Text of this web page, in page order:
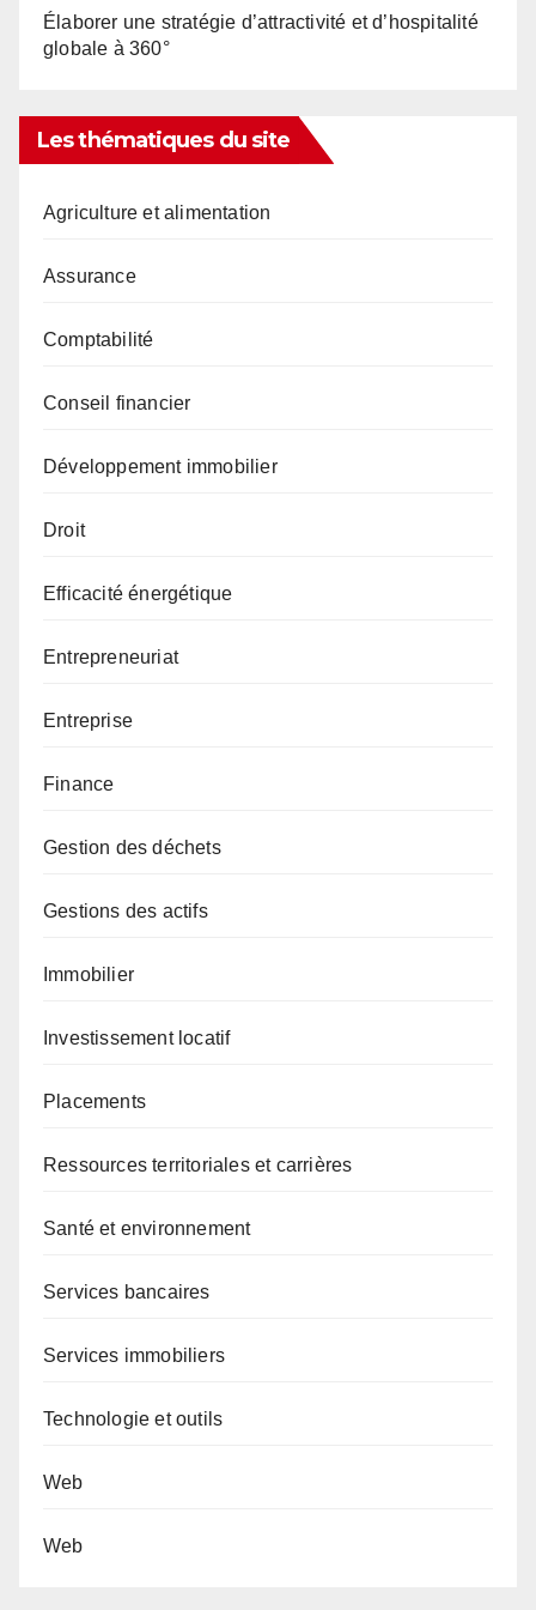
Élaborer une stratégie d’attractivité et d’hospitalité
globale à 360°
Les thématiques du site
Agriculture et alimentation
Assurance
Comptabilité
Conseil financier
Développement immobilier
Droit
Efficacité énergétique
Entrepreneuriat
Entreprise
Finance
Gestion des déchets
Gestions des actifs
Immobilier
Investissement locatif
Placements
Ressources territoriales et carrières
Santé et environnement
Services bancaires
Services immobiliers
Technologie et outils
Web
Web